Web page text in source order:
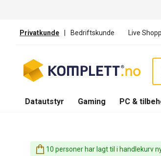
Privatkunde | Bedriftskunde Live
Datautstyr Gaming PC &
10 personer har lagt til i handlekurv